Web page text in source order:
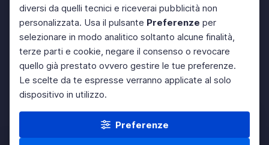
diversi da quelli tecnici e riceverai pubblicità non
personalizzata. Usa il pulsante Preferenze per
selezionare in modo analitico soltanto alcune finalità,
terze parti e cookie, negare il consenso o revocare
quello già prestato ovvero gestire le tue preferenze.
Le scelte da te espresse verranno applicate al solo
dispositivo in utilizzo.
Preferenze